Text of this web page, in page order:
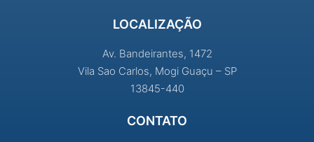
LOCALIZAÇÃO
Av. Bandeirantes, 1472
Vila Sao Carlos, Mogi Guaçu – SP
13845-440
CONTATO